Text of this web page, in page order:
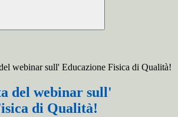
webinar sull' Educazione Fisica di Qualità!
del webinar sull'
di Qualità!